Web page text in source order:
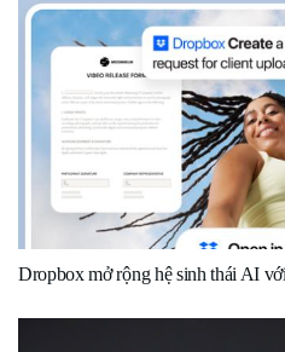
Dropbox mở rộng hệ sinh thái AI